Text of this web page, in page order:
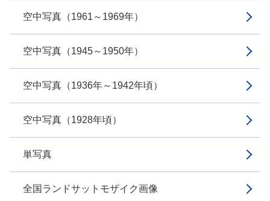
空中写真（1961～1969年）
空中写真（1945～1950年）
空中写真（1936年～1942年頃）
空中写真（1928年頃）
単写真
全国ランドサットモザイク画像